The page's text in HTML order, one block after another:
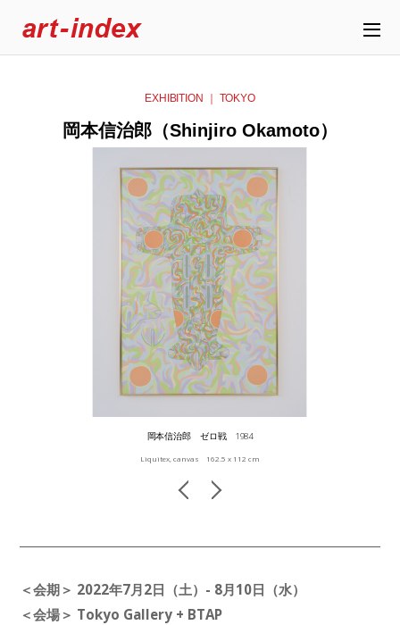
EXHIBITION ｜ TOKYO
岡本信治郎（Shinjiro Okamoto）
岡本信治郎 ゼロ戦 1984
Liquitex, canvas 162.5 x 112 cm
＜会期＞ 2022年7月2日（土）- 8月10日（水）
＜会場＞ Tokyo Gallery + BTAP